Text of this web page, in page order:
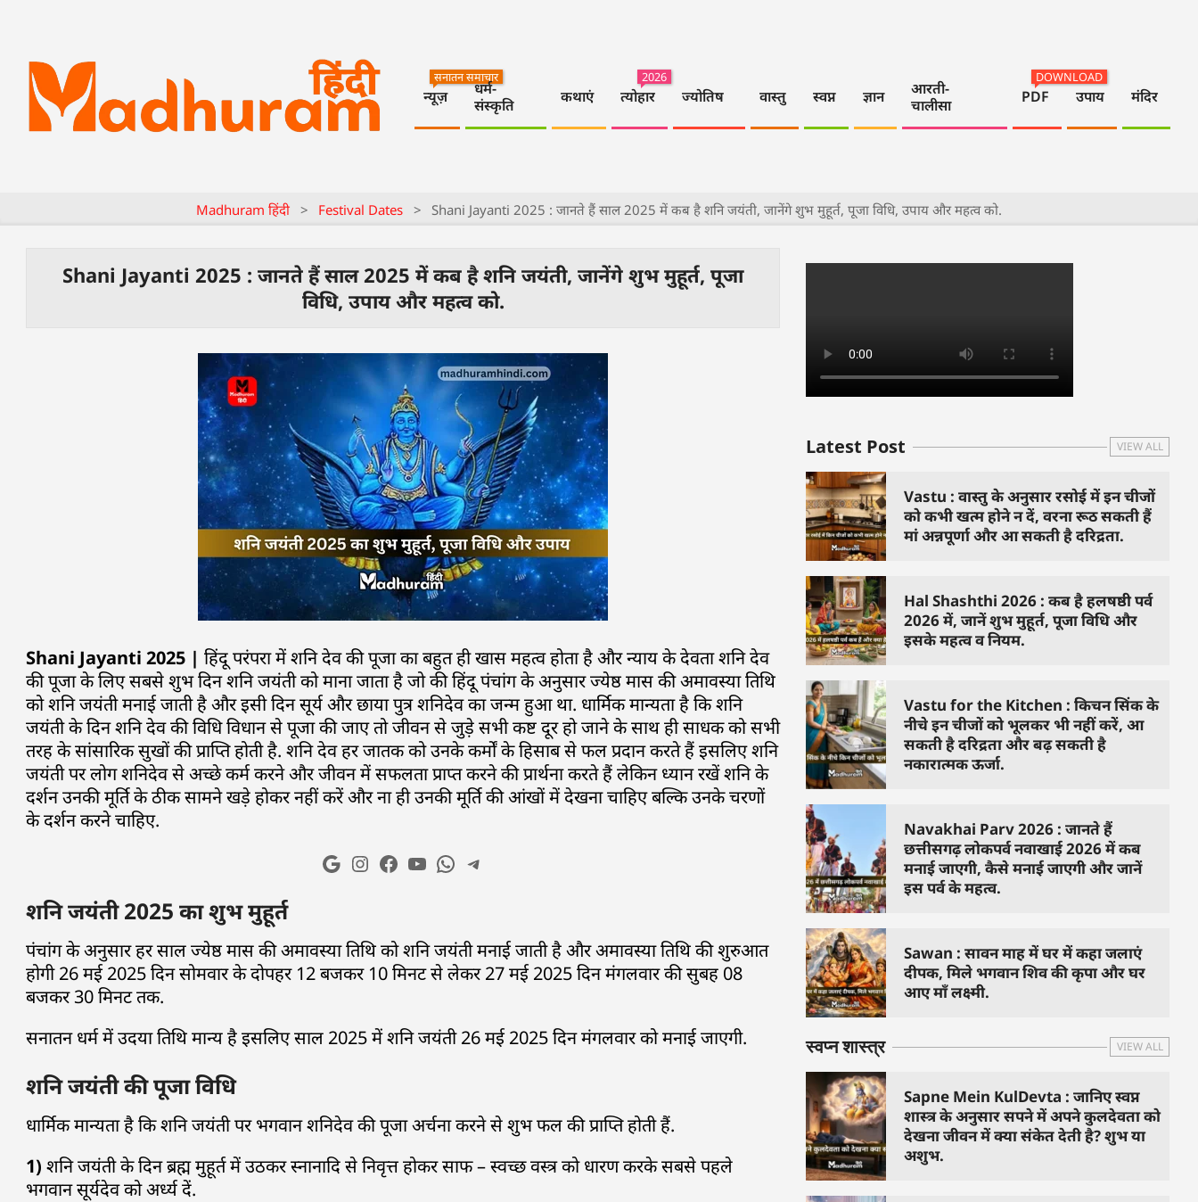
न्यूज़
सनातन समाचार
धर्म-
संस्कृति
कथाएं त्योहार
2026
ज्योतिष वास्तु स्वप्न ज्ञान
आरती-
चालीसा
PDF
DOWNLOAD
उपाय मंदिर
Madhuram हिंदी > Festival Dates > Shani Jayanti 2025 : जानते हैं साल 2025 में कब है शनि जयंती, जानेंगे शुभ मुहूर्त, पूजा विधि, उपाय और महत्व को.
Shani Jayanti 2025 : जानते हैं साल 2025 में कब है शनि जयंती, जानेंगे शुभ मुहूर्त, पूजा
विधि, उपाय और महत्व को.
Shani Jayanti 2025 | हिंदू परंपरा में शनि देव की पूजा का बहुत ही खास महत्व होता है और न्याय के देवता शनि देव
की पूजा के लिए सबसे शुभ दिन शनि जयंती को माना जाता है जो की हिंदू पंचांग के अनुसार ज्येष्ठ मास की अमावस्या तिथि
को शनि जयंती मनाई जाती है और इसी दिन सूर्य और छाया पुत्र शनिदेव का जन्म हुआ था. धार्मिक मान्यता है कि शनि
जयंती के दिन शनि देव की विधि विधान से पूजा की जाए तो जीवन से जुड़े सभी कष्ट दूर हो जाने के साथ ही साधक को सभी
तरह के सांसारिक सुखों की प्राप्ति होती है. शनि देव हर जातक को उनके कर्मों के हिसाब से फल प्रदान करते हैं इसलिए शनि
जयंती पर लोग शनिदेव से अच्छे कर्म करने और जीवन में सफलता प्राप्त करने की प्रार्थना करते हैं लेकिन ध्यान रखें शनि के
दर्शन उनकी मूर्ति के ठीक सामने खड़े होकर नहीं करें और ना ही उनकी मूर्ति की आंखों में देखना चाहिए बल्कि उनके चरणों
के दर्शन करने चाहिए.
शनि जयंती 2025 का शुभ मुहूर्त
पंचांग के अनुसार हर साल ज्येष्ठ मास की अमावस्या तिथि को शनि जयंती मनाई जाती है और अमावस्या तिथि की शुरुआत
होगी 26 मई 2025 दिन सोमवार के दोपहर 12 बजकर 10 मिनट से लेकर 27 मई 2025 दिन मंगलवार की सुबह 08
बजकर 30 मिनट तक.
सनातन धर्म में उदया तिथि मान्य है इसलिए साल 2025 में शनि जयंती 26 मई 2025 दिन मंगलवार को मनाई जाएगी.
शनि जयंती की पूजा विधि
धार्मिक मान्यता है कि शनि जयंती पर भगवान शनिदेव की पूजा अर्चना करने से शुभ फल की प्राप्ति होती हैं.
1) शनि जयंती के दिन ब्रह्म मुहूर्त में उठकर स्नानादि से निवृत्त होकर साफ – स्वच्छ वस्त्र को धारण करके सबसे पहले
भगवान सूर्यदेव को अर्ध्य दें.
Latest Post VIEW ALL
Vastu : वास्तु के अनुसार रसोई में इन चीजों
को कभी खत्म होने न दें, वरना रूठ सकती हैं
मां अन्नपूर्णा और आ सकती है दरिद्रता.
Hal Shashthi 2026 : कब है हलषष्ठी पर्व
2026 में, जानें शुभ मुहूर्त, पूजा विधि और
इसके महत्व व नियम.
Vastu for the Kitchen : किचन सिंक के
नीचे इन चीजों को भूलकर भी नहीं करें, आ
सकती है दरिद्रता और बढ़ सकती है
नकारात्मक ऊर्जा.
Navakhai Parv 2026 : जानते हैं
छत्तीसगढ़ लोकपर्व नवाखाई 2026 में कब
मनाई जाएगी, कैसे मनाई जाएगी और जानें
इस पर्व के महत्व.
Sawan : सावन माह में घर में कहा जलाएं
दीपक, मिले भगवान शिव की कृपा और घर
आए माँ लक्ष्मी.
स्वप्न शास्त्र VIEW ALL
Sapne Mein KulDevta : जानिए स्वप्न
शास्त्र के अनुसार सपने में अपने कुलदेवता को
देखना जीवन में क्या संकेत देती है? शुभ या
अशुभ.